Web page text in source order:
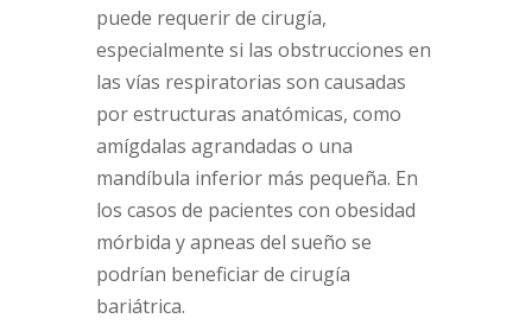
puede requerir de cirugía,
especialmente si las obstrucciones en
las vías respiratorias son causadas
por estructuras anatómicas, como
amígdalas agrandadas o una
mandíbula inferior más pequeña. En
los casos de pacientes con obesidad
mórbida y apneas del sueño se
podrían beneficiar de cirugía
bariátrica.